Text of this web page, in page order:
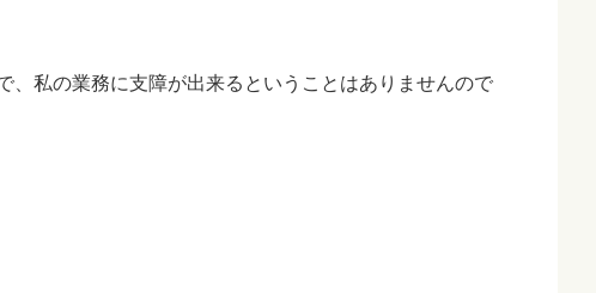
私の業務に支障が出来るということはありませんので